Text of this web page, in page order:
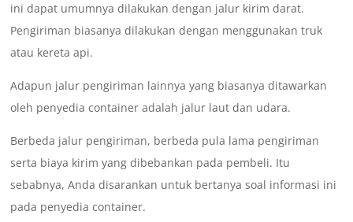
ini dapat umumnya dilakukan dengan jalur kirim darat.
Pengiriman biasanya dilakukan dengan menggunakan truk
atau kereta api.
Adapun jalur pengiriman lainnya yang biasanya ditawarkan
oleh penyedia container adalah jalur laut dan udara.
Berbeda jalur pengiriman, berbeda pula lama pengiriman
serta biaya kirim yang dibebankan pada pembeli. Itu
sebabnya, Anda disarankan untuk bertanya soal informasi ini
pada penyedia container.